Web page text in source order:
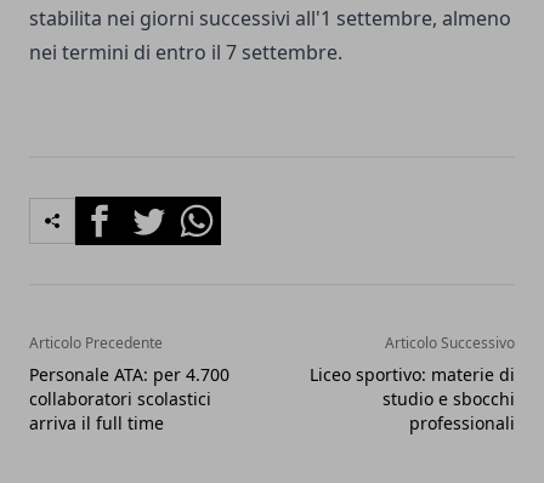
stabilita nei giorni successivi all'1 settembre, almeno
nei termini di entro il 7 settembre.
FacebookTwitterWhatsapp
Articolo Precedente
Personale ATA: per 4.700
collaboratori scolastici
arriva il full time
Articolo Successivo
Liceo sportivo: materie di
studio e sbocchi
professionali